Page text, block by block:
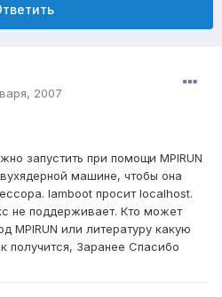
2007
запустить при помощи MPIRUN
машине, чтобы она
lamboot просит localhost.
не поддерживает. Кто может
MPIRUN или литературу какую
получится, Заранее Спасибо